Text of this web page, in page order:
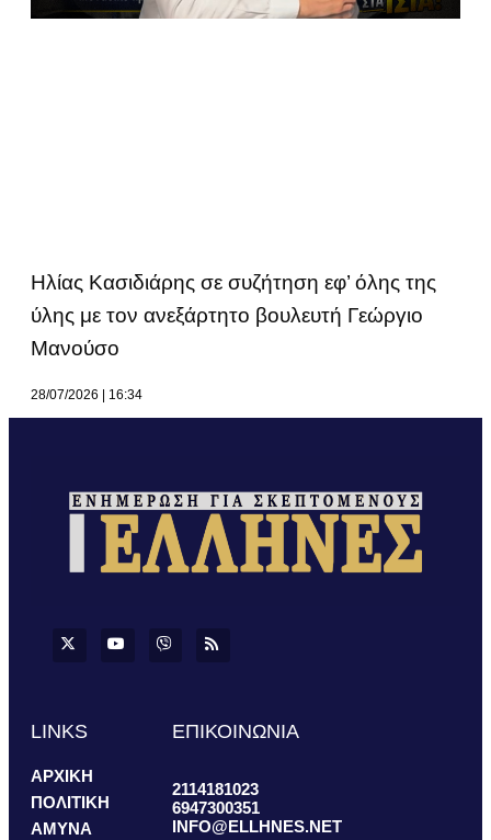
Ηλίας Κασιδιάρης σε συζήτηση εφ’ όλης της
ύλης με τον ανεξάρτητο βουλευτή Γεώργιο
Μανούσο
28/07/2026 16:34
LINKS
ΑΡΧΙΚΗ
ΠΟΛΙΤΙΚΗ
ΑΜΥΝΑ
ΕΠΙΚΟΙΝΩΝΙΑ
2114181023
6947300351
INFO@ELLHNES.NET